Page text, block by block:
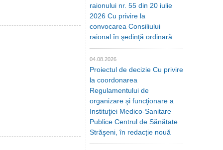
raionului nr. 55 din 20 iulie
2026 Cu privire la
convocarea Consiliului
raional în şedinţă ordinară
04.08.2026
Proiectul de decizie Cu privire
la coordonarea
Regulamentului de
organizare şi funcţionare a
Instituţiei Medico-Sanitare
Publice Centrul de Sănătate
Străşeni, în redacție nouă